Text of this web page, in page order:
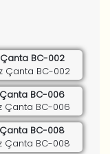
BC-002
BC-006
BC-008